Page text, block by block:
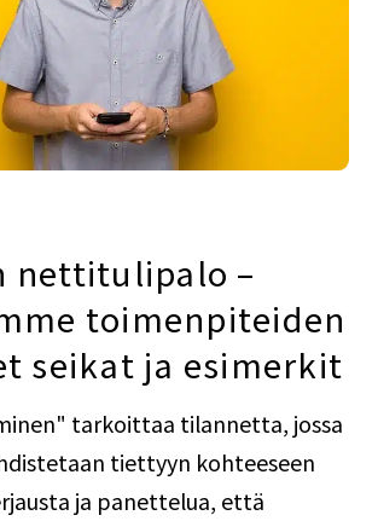
nettitulipalo –
toimenpiteiden
seikat ja esimerkit
tarkoittaa tilannetta, jossa
tiettyyn kohteeseen
ja panettelua, että